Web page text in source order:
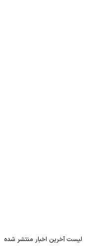
لیست آخرین اخبار منتشر شده